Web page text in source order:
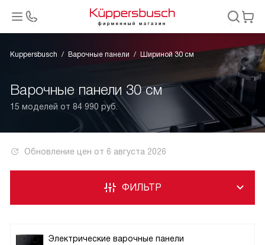
Kuppersbusch Варочные панели Шириной 30 см
Варочные панели 30 см
15 моделей от 84 990 руб.
Обновление цен от 6 августа 2026
Электрические варочные панели
ФИЛЬТР